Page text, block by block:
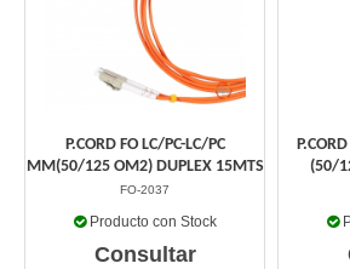
P.CORD FO LC/PC-LC/PC
MM(50/125 OM2) DUPLEX 15MTS
FO-2037
Producto con Stock
Consultar
(50/